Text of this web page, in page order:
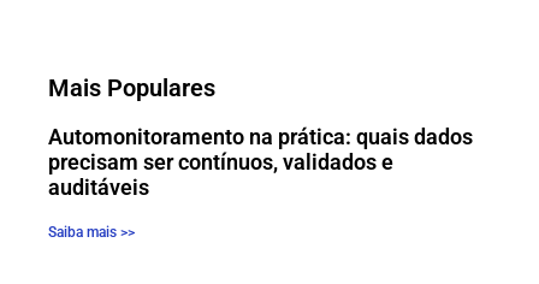
Mais Populares
Automonitoramento na prática: quais dados
precisam ser contínuos, validados e
auditáveis
Saiba mais >>